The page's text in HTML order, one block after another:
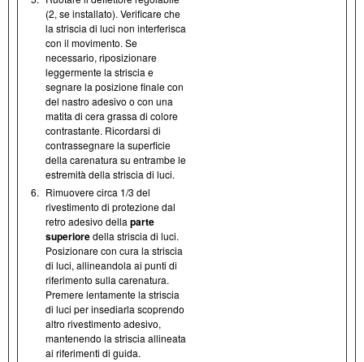
(2, se installato). Verificare che
la striscia di luci non interferisca
con il movimento. Se
necessario, riposizionare
leggermente la striscia e
segnare la posizione finale con
del nastro adesivo o con una
matita di cera grassa di colore
contrastante. Ricordarsi di
contrassegnare la superficie
della carenatura su entrambe le
estremità della striscia di luci.
6. Rimuovere circa 1/3 del
rivestimento di protezione dal
retro adesivo della parte
superioredella striscia di luci.
Posizionare con cura la striscia
di luci, allineandola ai punti di
riferimento sulla carenatura.
Premere lentamente la striscia
di luci per insediarla scoprendo
altro rivestimento adesivo,
mantenendo la striscia allineata
ai riferimenti di guida.